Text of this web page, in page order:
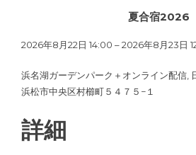
夏合宿2026
2026年8月22日 14:00 – 2026年8月23日
浜名湖ガーデンパーク＋オンライン配信,
浜松市中央区村櫛町５４７５−１
詳細